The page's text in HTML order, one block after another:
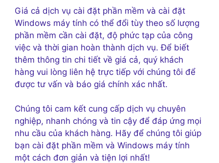
Giá cả dịch vụ cài đặt phần mềm và cài đặt
Windows máy tính có thể đổi tùy theo số lượng
phần mềm cần cài đặt, độ phức tạp của công
việc và thời gian hoàn thành dịch vụ. Để biết
thêm thông tin chi tiết về giá cả, quý khách
hàng vui lòng liên hệ trực tiếp với chúng tôi để
được tư vấn và báo giá chính xác nhất.
Chúng tôi cam kết cung cấp dịch vụ chuyên
nghiệp, nhanh chóng và tin cậy để đáp ứng mọi
nhu cầu của khách hàng. Hãy để chúng tôi giúp
bạn cài đặt phần mềm và Windows máy tính
một cách đơn giản và tiện lợi nhất!